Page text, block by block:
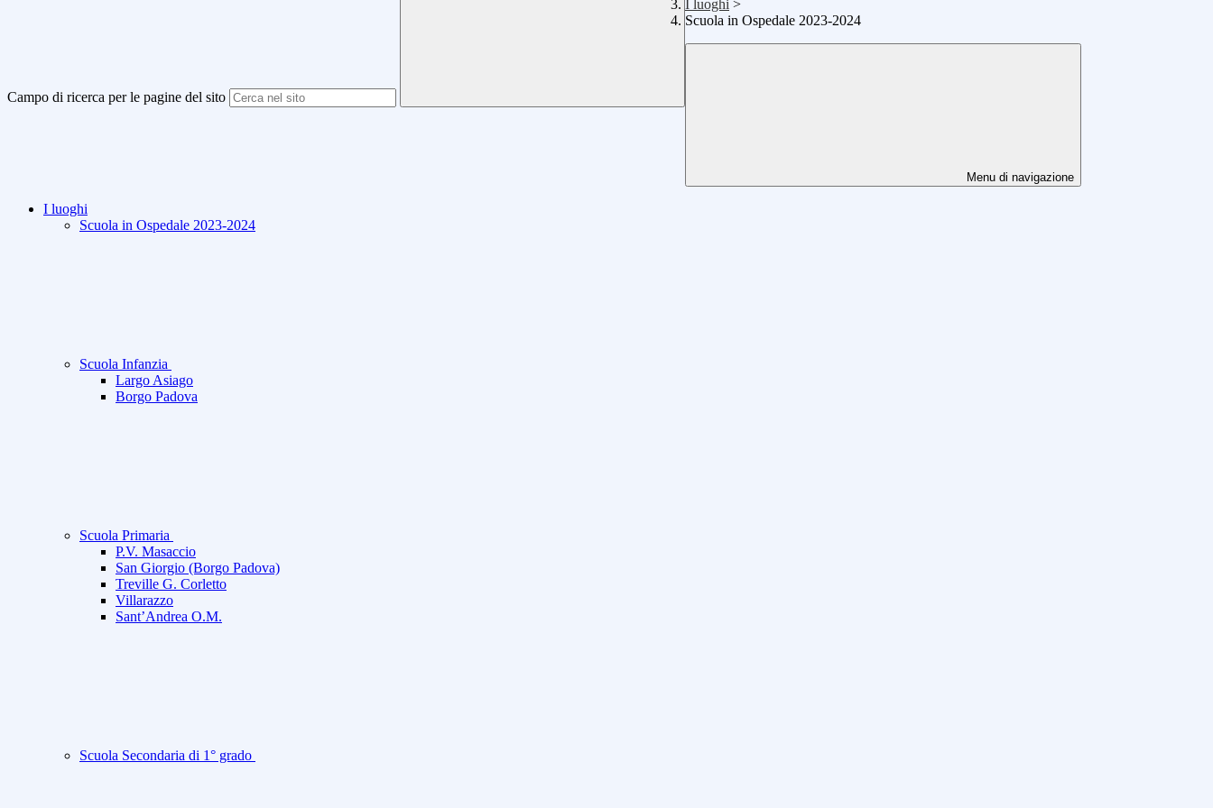
Campo di ricerca per le pagine del sito
I luoghi >
Scuola in Ospedale 2023-2024
Menu di navigazione
I luoghi
Scuola in Ospedale 2023-2024
Scuola Infanzia
Largo Asiago
Borgo Padova
Scuola Primaria
P.V. Masaccio
San Giorgio (Borgo Padova)
Treville G. Corletto
Villarazzo
Sant’Andrea O.M.
Scuola Secondaria di 1° grado